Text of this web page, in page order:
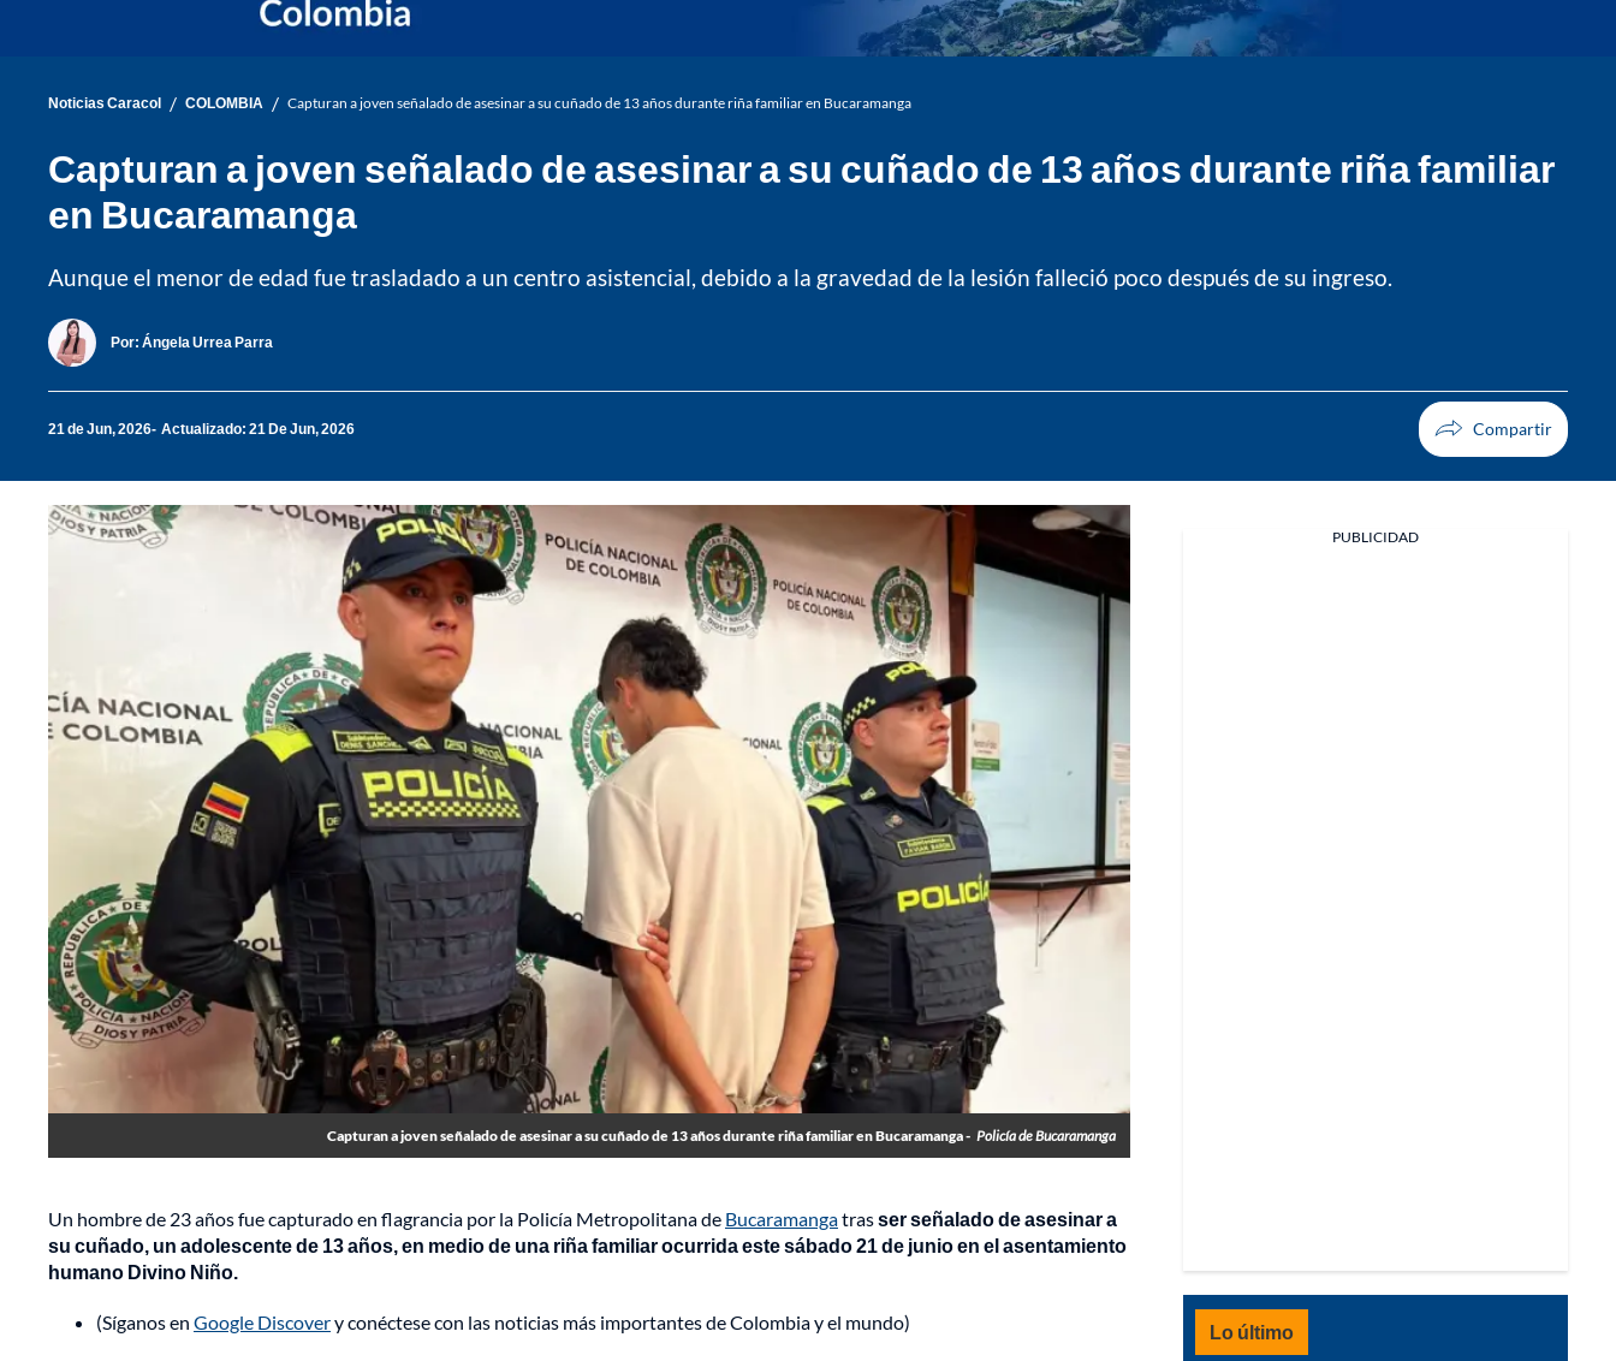
Noticias Caracol / COLOMBIA / Capturan a joven señalado de asesinar a su cuñado de 13 años durante riña familiar en Bucaramanga
Capturan a joven señalado de asesinar a su cuñado de 13 años durante riña familiar
en Bucaramanga
Aunque el menor de edad fue trasladado a un centro asistencial, debido a la gravedad de la lesión falleció poco después de su ingreso.
Por: Ángela Urrea Parra
21 de Jun, 2026 Actualizado: 21 De Jun, 2026
Capturan a joven señalado de asesinar a su cuñado de 13 años durante riña familiar en Bucaramanga - Policía de Bucaramanga
Un hombre de 23 años fue capturado en flagrancia por la Policía Metropolitana de Bucaramangatrasser señalado de asesinar a
su cuñado, un adolescente de 13 años, en medio de una riña familiar ocurrida este sábado 21 de junio en el asentamiento
humano Divino Niño.
(Síganos en Google Discovery conéctese con las noticias más importantes de Colombia y el mundo)
PUBLICIDAD
Lo último